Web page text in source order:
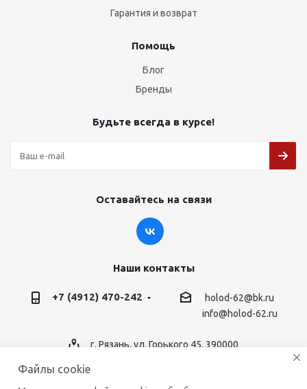
Гарантия и возврат
Помощь
Блог
Бренды
Будьте всегда в курсе!
Оставайтесь на связи
Наши контакты
+7 (4912) 470-242
holod-62@bk.ru
info@holod-62.ru
г. Рязань, ул. Горького 45, 390000
Файлы cookie